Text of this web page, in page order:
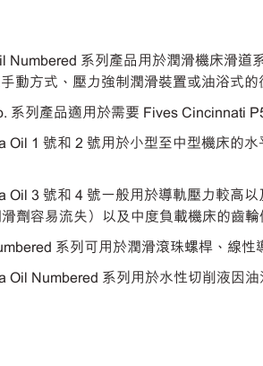
Numbered 系列產品用於潤滑機床滑
動方式、壓力強制潤滑裝置或油浴式的
系列產品適用於需要 Fives Cincinnati
Oil 1 號和 2 號用於小型至中型機床的
Oil 3 號和 4 號一般用於導軌壓力較高
滑劑容易流失）以及中度負載機床的齒輪
系列可用於潤滑滾珠螺桿、線性
Oil Numbered 系列用於水性切削液因